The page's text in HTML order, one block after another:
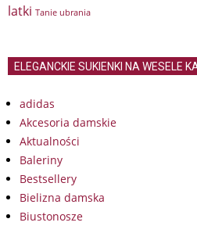
latki Tanie ubrania
ELEGANCKIE SUKIENKI NA WESELE
adidas
Akcesoria damskie
Aktualności
Baleriny
Bestsellery
Bielizna damska
Biustonosze